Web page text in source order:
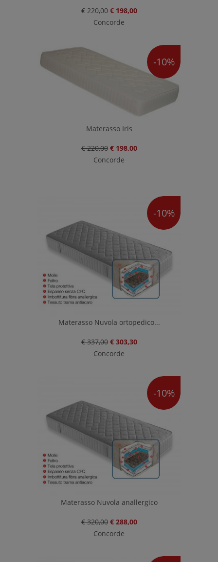
€ 220,00 € 198,00
Concorde
-10%
Materasso Iris
€ 220,00 € 198,00
Concorde
-10%
Materasso Nuvola ortopedico...
€ 337,00 € 303,30
Concorde
-10%
Materasso Nuvola anallergico
€ 320,00 € 288,00
Concorde